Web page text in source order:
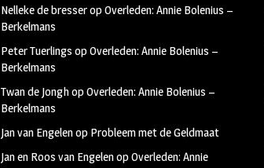
Nelleke de bresseropOverleden: Annie Bolenius –
Berkelmans
Peter Tuerlings opOverleden: Annie Bolenius –
Berkelmans
Twan de JonghopOverleden: Annie Bolenius –
Berkelmans
Jan van Engelenop Probleem met de Geldmaat
Jan en Roos van EngelenopOverleden: Annie